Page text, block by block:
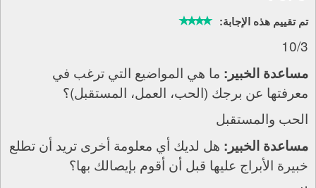
تم تقييم هذه الإجابة:
10/3
مساعدة الخبير: ما هي المواضيع التي ترغب في
معرفتها عن برجك (الحب، العمل، المستقبل)؟
الحب والمستقبل
مساعدة الخبير: هل لديك أي معلومة أخرى تريد أن تطلع
خبيرة الأبراج عليها قبل أن أقوم بإيصالك بها؟